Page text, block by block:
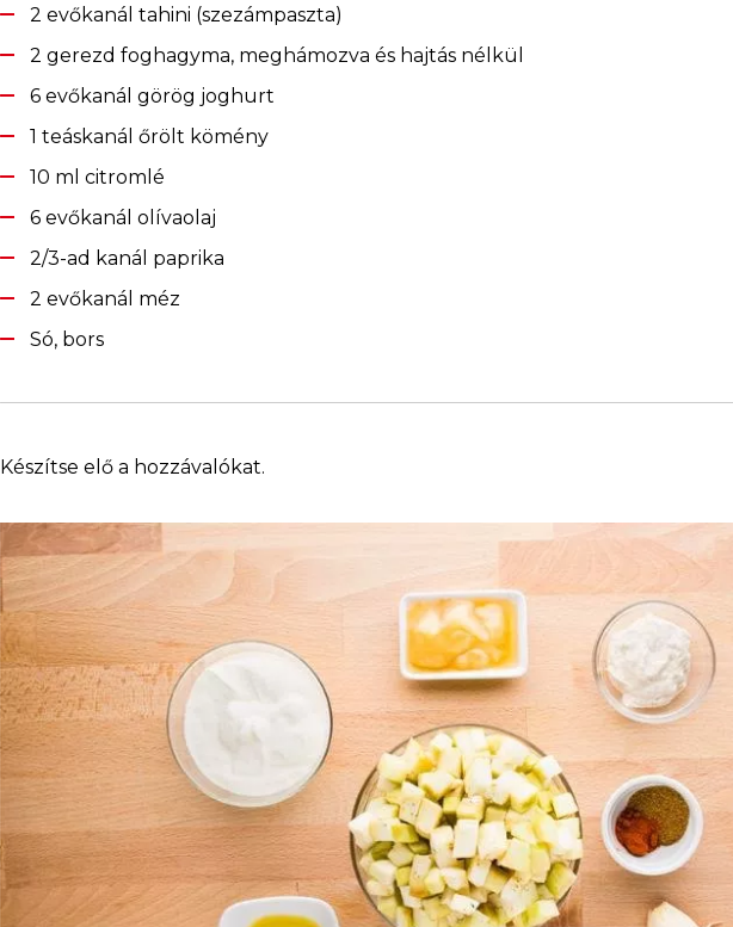
2 evőkanál tahini (szezámpaszta)
2 gerezd foghagyma, meghámozva és hajtás nélkül
6 evőkanál görög joghurt
1 teáskanál őrölt kömény
10 ml citromlé
6 evőkanál olívaolaj
2/3-ad kanál paprika
2 evőkanál méz
Só, bors
Készítse elő a hozzávalókat.